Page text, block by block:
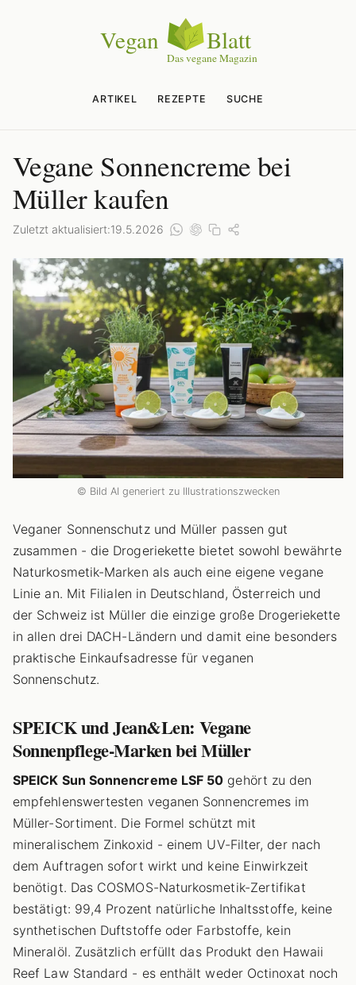
ARTIKEL REZEPTE SUCHE
Vegane Sonnencreme bei
Müller kaufen
Zuletzt aktualisiert:19.5.2026
© Bild AI generiert zu Illustrationszwecken
Veganer Sonnenschutz und Müller passen gut
zusammen - die Drogeriekette bietet sowohl bewährte
Naturkosmetik-Marken als auch eine eigene vegane
Linie an. Mit Filialen in Deutschland, Österreich und
der Schweiz ist Müller die einzige große Drogeriekette
in allen drei DACH-Ländern und damit eine besonders
praktische Einkaufsadresse für veganen
Sonnenschutz.
SPEICK und Jean&Len: Vegane
Sonnenpflege-Marken bei Müller
SPEICK Sun Sonnencreme LSF 50 gehört zu den
empfehlenswertesten veganen Sonnencremes im
Müller-Sortiment. Die Formel schützt mit
mineralischem Zinkoxid - einem UV-Filter, der nach
dem Auftragen sofort wirkt und keine Einwirkzeit
benötigt. Das COSMOS-Naturkosmetik-Zertifikat
bestätigt: 99,4 Prozent natürliche Inhaltsstoffe, keine
synthetischen Duftstoffe oder Farbstoffe, kein
Mineralöl. Zusätzlich erfüllt das Produkt den Hawaii
Reef Law Standard - es enthält weder Octinoxat noch